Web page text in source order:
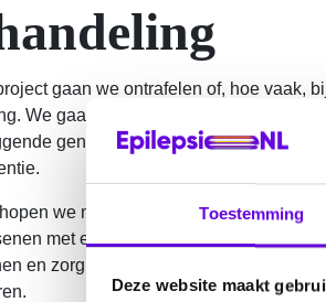
Toestemming
Deze website maakt
gaan we ontrafelen of, hoe vaak,
We gaan onderzoeken hoe
genetische syndroom en andere
we nu en in de toekomst beter
met een verstandelijke beperking.
en zorg kunnen dan worden